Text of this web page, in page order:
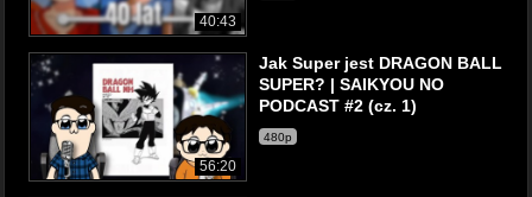
40:43
56:20
Jak Super jest DRAGON BALL
SUPER? | SAIKYOU NO
PODCAST #2 (cz. 1)
480p